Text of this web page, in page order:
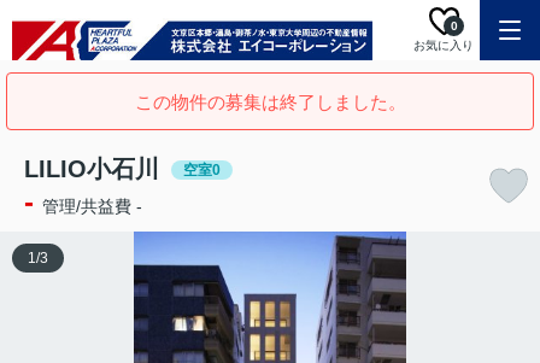
お気に入り
0
この物件の募集は終了しました。
LILIO小石川 空室0
- 管理/共益費 -
1/3